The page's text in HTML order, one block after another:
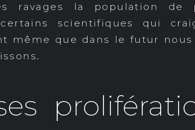
ravages la population de
scientifiques qui
même que dans le futur